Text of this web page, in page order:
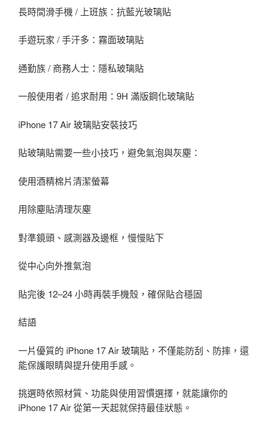
長時間滑手機 / 上班族：抗藍光玻璃貼
手遊玩家 / 手汗多：霧面玻璃貼
通勤族 / 商務人士：隱私玻璃貼
一般使用者 / 追求耐用：9H 滿版鋼化玻璃貼
iPhone 17 Air 玻璃貼安裝技巧
貼玻璃貼需要一些小技巧，避免氣泡與灰塵：
使用酒精棉片清潔螢幕
用除塵貼清理灰塵
對準鏡頭、感測器及邊框，慢慢貼下
從中心向外推氣泡
貼完後 12–24 小時再裝手機殼，確保貼合穩固
結語
一片優質的 iPhone 17 Air 玻璃貼，不僅能防刮、防摔，還
能保護眼睛與提升使用手感。
挑選時依照材質、功能與使用習慣選擇，就能讓你的
iPhone 17 Air 從第一天起就保持最佳狀態。